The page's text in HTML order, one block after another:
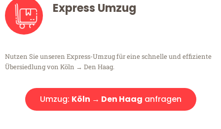
Express Umzug
Nutzen Sie unseren Express-Umzug für eine schnelle und effiziente
Übersiedlung von Köln → Den Haag.
Umzug: Köln → Den Haag anfragen